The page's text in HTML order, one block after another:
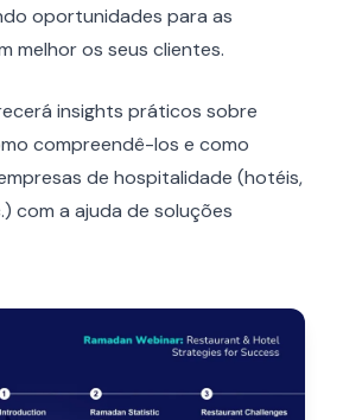
oportunidades para as
melhor os seus clientes.
insights práticos sobre
compreendê-los e como
de hospitalidade (hotéis,
com a ajuda de soluções